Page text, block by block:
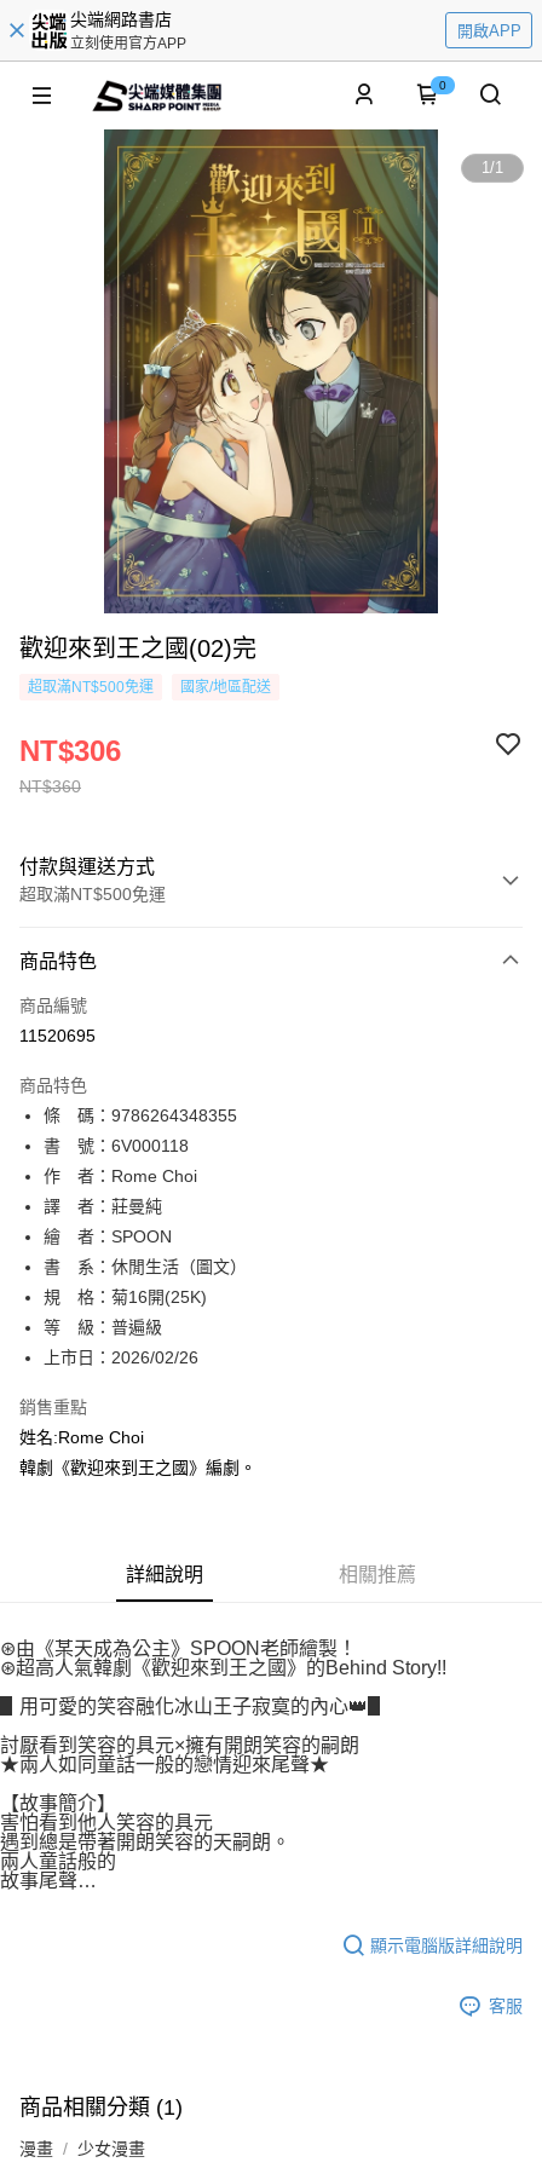
尖端網路書店
立刻使用官方APP
開啟APP
0
1/1
歡迎來到王之國(02)完
超取滿NT$500免運 國家/地區配送
NT$360
NT$306
付款與運送方式
超取滿NT$500免運
信用卡一次付款
超商取貨付款
相關說明
【關於「AFTEE先享後付」】
AFTEE先享後付是「在收到商品之後才付款」的支付方式。 讓您購物簡單
便利好安心！
１．簡單：不需註冊會員、不需綁卡、不需儲值。
２．便利：只要手機號碼，簡訊認證，即可結帳。
３．安心：先確認商品／服務後，再付款。
【「AFTEE先享後付」結帳流程】
１．於結帳方式選擇「AFTEE先享後付」後，將跳轉至「AFTEE先享後付」
結帳頁面，進行簡訊認證並確認金額後，即可完成結帳。
２．訂單成立數日內，您將收到繳費通知簡訊。
３．收到繳費通知簡訊後14天內，點擊此簡訊中的連結，可透過四大超商／
※ 請注意：結帳手續完成當下不需立刻繳費，但若您需要取消訂單，請聯絡
購買商品的店家。未經商家同意取消之訂單仍視為有效，需透過AFTEE先享
後付繳納相關費用。
※ 交易是否成功請以「AFTEE先享後付 」之結帳頁面顯示為準，若有關於
１．透過由恩沛科技股份有限公司提供之「AFTEE先享後付」服務完成之交
易，需依本服務之必要範圍內提供個人資料，並將交易相關給付款項請求債
２．關於個人資料處理事宜，請瀏覽以下網址：
https://aftee.tw/terms/#terms3
「AFTEE先享後付」，若未經同意申辦者引起之損失，本公司不負相關責
任。
４．使用「AFTEE先享後付」時，將依據個別帳號之用戶狀況，依本公司即
時審查核予不同之上限額度；若仍有額度不足之情形，本公司將視審查結果
請求用戶進行身份認證。
５．嚴禁一人註冊多個帳號或使用他人資訊註冊。若發現惡意使用之情形，
恩沛科技股份有限公司將有權停止該用戶之使用額度並採取法律行動。
ATM付款
運送方式
全家取貨付款
每筆NT$80，滿NT$500(含以上)免運費
付款後全家取貨
每筆NT$80，滿NT$500(含以上)免運費
每筆NT$80，滿NT$500(含以上)免運費
付款後萊爾富取貨
每筆NT$80，滿NT$500(含以上)免運費
每筆NT$80，滿NT$500(含以上)免運費
宅配
每筆NT$100，滿NT$800(含以上)免運費
商品特色
商品編號
11520695
商品特色
條 碼：9786264348355
書 號：6V000118
作 者：Rome Choi
譯 者：莊曼純
繪 者：SPOON
書 系：休閒生活（圖文）
規 格：菊16開(25K)
等 級：普遍級
上市日：2026/02/26
銷售重點
姓名:Rome Choi
韓劇《歡迎來到王之國》編劇。
詳細說明 相關推薦
⊛由《某天成為公主》SPOON老師繪製！
⊛超高人氣韓劇《歡迎來到王之國》的Behind Story!!
▋用可愛的笑容融化冰山王子寂寞的內心👑▋
討厭看到笑容的具元×擁有開朗笑容的嗣朗
★兩人如同童話一般的戀情迎來尾聲★
【故事簡介】
害怕看到他人笑容的具元
遇到總是帶著開朗笑容的天嗣朗。
兩人童話般的
故事尾聲…
顯示電腦版詳細說明
客服
商品相關分類 (1)
漫畫 少女漫畫